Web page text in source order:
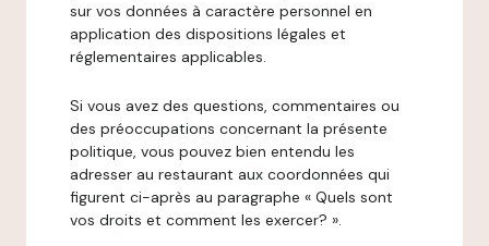
sur vos données à caractère personnel en
application des dispositions légales et
réglementaires applicables.
Si vous avez des questions, commentaires ou
des préoccupations concernant la présente
politique, vous pouvez bien entendu les
adresser au restaurant aux coordonnées qui
figurent ci-après au paragraphe « Quels sont
vos droits et comment les exercer? ».